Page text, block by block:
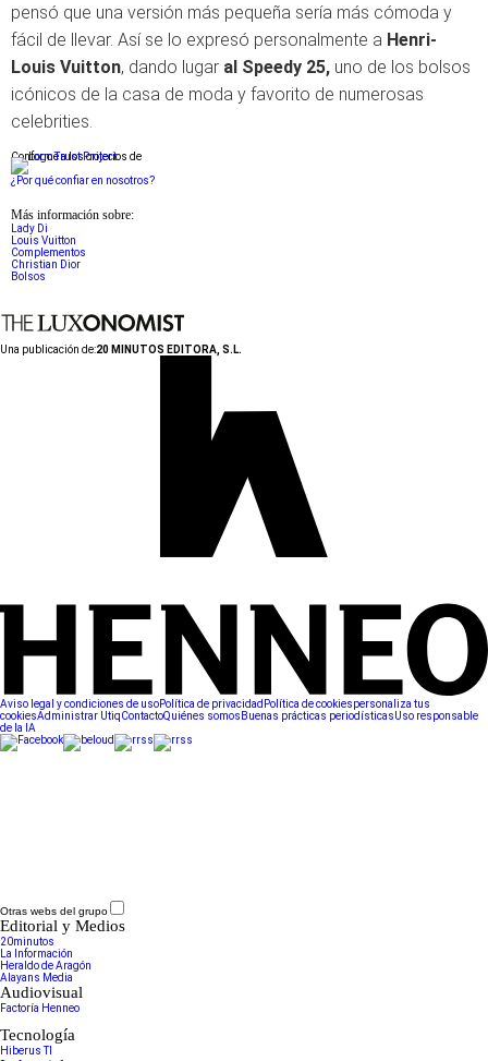
pensó que una versión más pequeña sería más cómoda y
fácil de llevar. Así se lo expresó personalmente a Henri-
Louis Vuitton, dando lugar al Speedy 25, uno de los bolsos
icónicos de la casa de moda y favorito de numerosas
celebrities.
Conforme a los criterios de
¿Por qué confiar en nosotros?
Más información sobre:
Lady Di
Louis Vuitton
Complementos
Christian Dior
Bolsos
Una publicación de:20 MINUTOS EDITORA, S.L.
Aviso legal y condiciones de usoPolítica de privacidad Política de cookiespersonaliza tus
cookiesAdministrar UtiqContactoQuiénes somos Buenas prácticas periodísticasUso responsable
de la IA
Otras webs del grupo
Editorial y Medios
20minutos
La Información
Heraldo de Aragón
Alayans Media
Audiovisual
Factoría Henneo
Tecnología
Hiberus TI